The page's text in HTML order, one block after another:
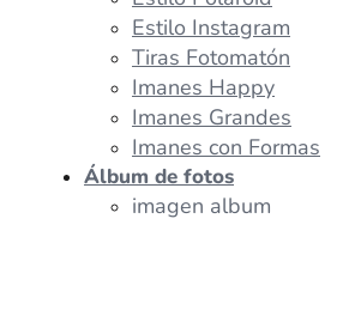
Estilo Instagram
Tiras Fotomatón
Imanes Happy
Imanes Grandes
Imanes con Formas
Álbum de fotos
imagen album